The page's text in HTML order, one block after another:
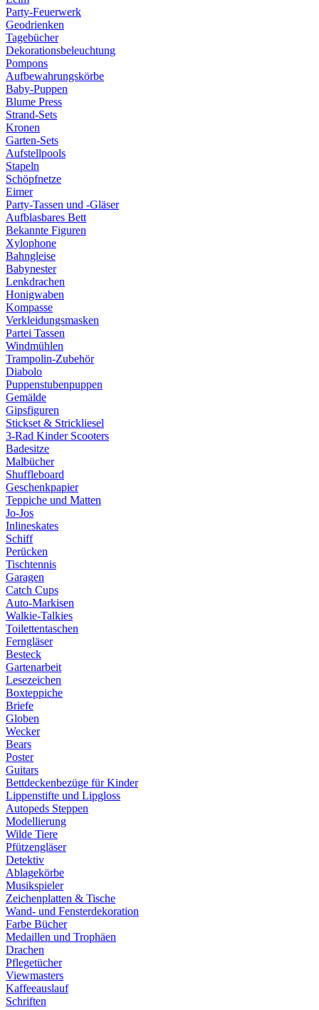
Party-Feuerwerk
Geodrienken
Tagebücher
Dekorationsbeleuchtung
Pompons
Aufbewahrungskörbe
Baby-Puppen
Blume Press
Strand-Sets
Kronen
Garten-Sets
Aufstellpools
Stapeln
Schöpfnetze
Eimer
Party-Tassen und -Gläser
Aufblasbares Bett
Bekannte Figuren
Xylophone
Bahngleise
Babynester
Lenkdrachen
Honigwaben
Kompasse
Verkleidungsmasken
Partei Tassen
Windmühlen
Trampolin-Zubehör
Diabolo
Puppenstubenpuppen
Gemälde
Gipsfiguren
Stickset & Strickliesel
3-Rad Kinder Scooters
Badesitze
Malbücher
Shuffleboard
Geschenkpapier
Teppiche und Matten
Jo-Jos
Inlineskates
Schiff
Perücken
Tischtennis
Garagen
Catch Cups
Auto-Markisen
Walkie-Talkies
Toilettentaschen
Ferngläser
Besteck
Gartenarbeit
Lesezeichen
Boxteppiche
Briefe
Globen
Wecker
Bears
Poster
Guitars
Bettdeckenbezüge für Kinder
Lippenstifte und Lipgloss
Autopeds Steppen
Modellierung
Wilde Tiere
Pfützengläser
Detektiv
Ablagekörbe
Musikspieler
Zeichenplatten & Tische
Wand- und Fensterdekoration
Farbe Bücher
Medaillen und Trophäen
Drachen
Pflegetücher
Viewmasters
Kaffeeauslauf
Schriften